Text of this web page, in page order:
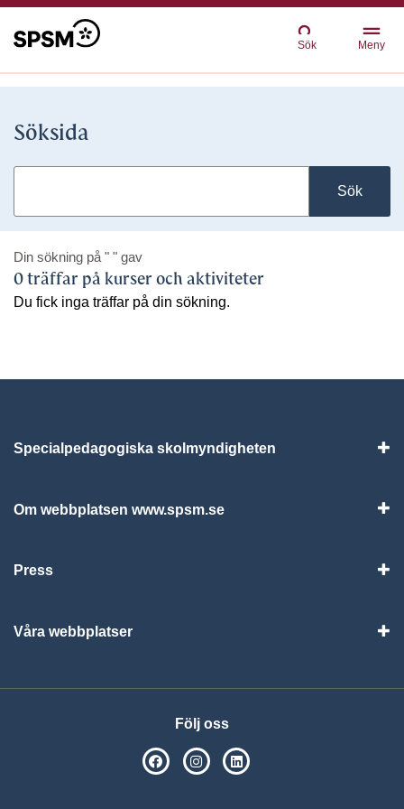
Sök Meny
Söksida
Sök
Din sökning på " " gav
0 träffar på kurser och aktiviteter
Du fick inga träffar på din sökning.
Specialpedagogiska skolmyndigheten
Om webbplatsen www.spsm.se
Press
Våra webbplatser
Följ oss
SPSM på Facebook
SPSM på Instagram